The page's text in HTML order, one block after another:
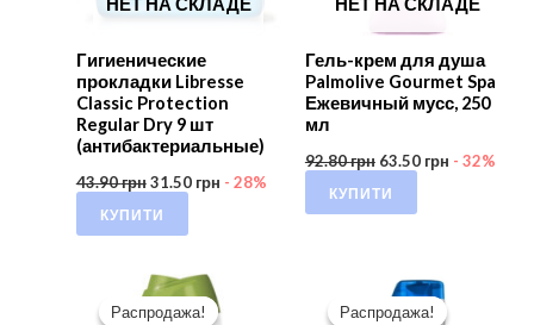
НЕТ НА СКЛАДЕ
Гигиенические
прокладки Libresse
Classic Protection
Regular Dry 9 шт
(антибактериальные)
43.90грн 31.50 грн - 28%
КУПИТИ
НЕТ НА СКЛАДЕ
Гель-крем для душа
Palmolive Gourmet Spa
Ежевичный мусс, 250
мл
92.80грн 63.50 грн - 32%
КУПИТИ
Распродажа!
Распродажа! Распродажа!
Распродажа!